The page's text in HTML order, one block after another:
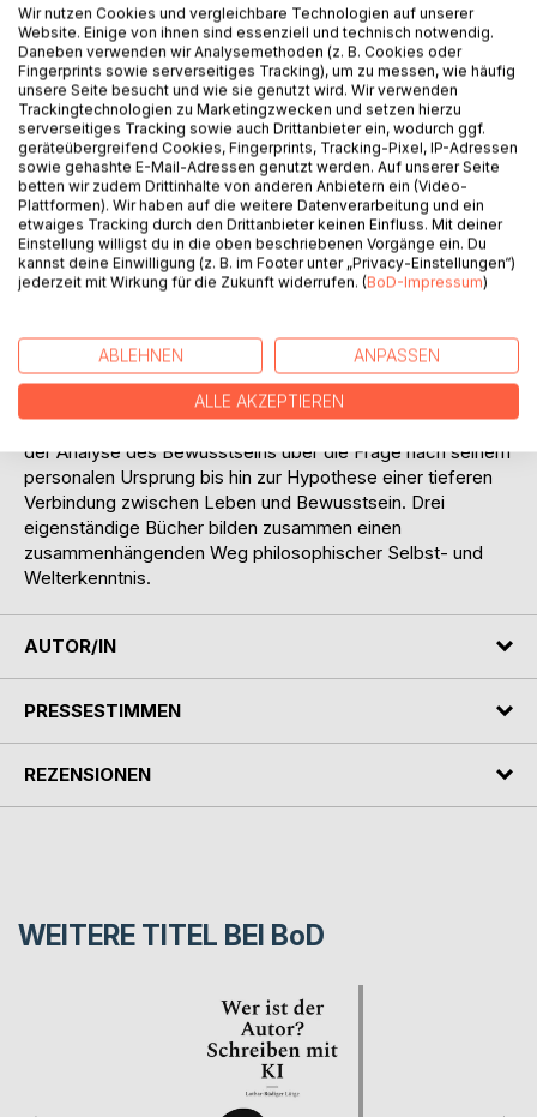
Auf die Merkliste
Titel bewerten
BESCHREIBUNG
grundlegende Frage: Was lässt sich aus der unmittelbaren
Gewissheit des eigenen Bewusstseins über Mensch,
Wirklichkeit und Ursprung erkennen? Ausgehend vom "Ich
bin"-Erleben entfaltet sich eine gedankliche Bewegung von
der Analyse des Bewusstseins über die Frage nach seinem
personalen Ursprung bis hin zur Hypothese einer tieferen
Verbindung zwischen Leben und Bewusstsein. Drei
eigenständige Bücher bilden zusammen einen
zusammenhängenden Weg philosophischer Selbst- und
Welterkenntnis.
AUTOR/IN
PRESSESTIMMEN
REZENSIONEN
WEITERE TITEL BEI BoD
Wir nutzen Cookies und vergleichbare Technologien auf unserer
Website. Einige von ihnen sind essenziell und technisch notwendig.
Daneben verwenden wir Analysemethoden (z. B. Cookies oder
Fingerprints sowie serverseitiges Tracking), um zu messen, wie häufig
unsere Seite besucht und wie sie genutzt wird. Wir verwenden
Trackingtechnologien zu Marketingzwecken und setzen hierzu
serverseitiges Tracking sowie auch Drittanbieter ein, wodurch ggf.
geräteübergreifend Cookies, Fingerprints, Tracking-Pixel, IP-Adressen
sowie gehashte E-Mail-Adressen genutzt werden. Auf unserer Seite
betten wir zudem Drittinhalte von anderen Anbietern ein (Video-
Plattformen). Wir haben auf die weitere Datenverarbeitung und ein
etwaiges Tracking durch den Drittanbieter keinen Einfluss. Mit deiner
Einstellung willigst du in die oben beschriebenen Vorgänge ein. Du
kannst deine Einwilligung (z. B. im Footer unter „Privacy-Einstellungen“)
jederzeit mit Wirkung für die Zukunft widerrufen. (BoD-Impressum)
ABLEHNEN ANPASSEN
ALLE AKZEPTIEREN